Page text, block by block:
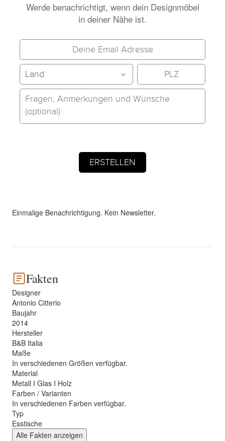
Werde benachrichtigt, wenn dein Designmöbel
in deiner Nähe ist.
Einmalige Benachrichtigung. Kein Newsletter.
Fakten
Designer
Antonio Citterio
Baujahr
2014
Hersteller
B&B Italia
Maße
In verschiedenen Größen verfügbar.
Material
Metall I Glas I Holz
Farben / Varianten
In verschiedenen Farben verfügbar.
Typ
Esstische
Alle Fakten anzeigen